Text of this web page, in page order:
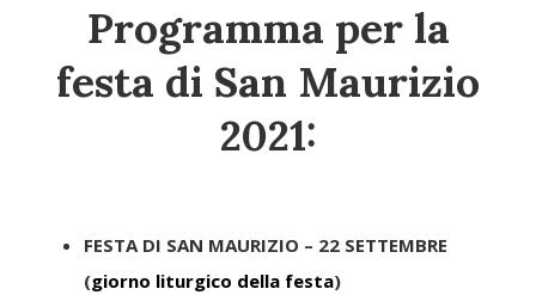
Programma per la
festa di San Maurizio
2021:
FESTA DI SAN MAURIZIO – 22 SETTEMBRE
(giorno liturgico della festa)